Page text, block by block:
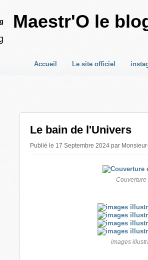
Maestr'O le
Accueil Le site officiel
Le bain de l'Univers
Publié le 17 Septembre 2024 par
images